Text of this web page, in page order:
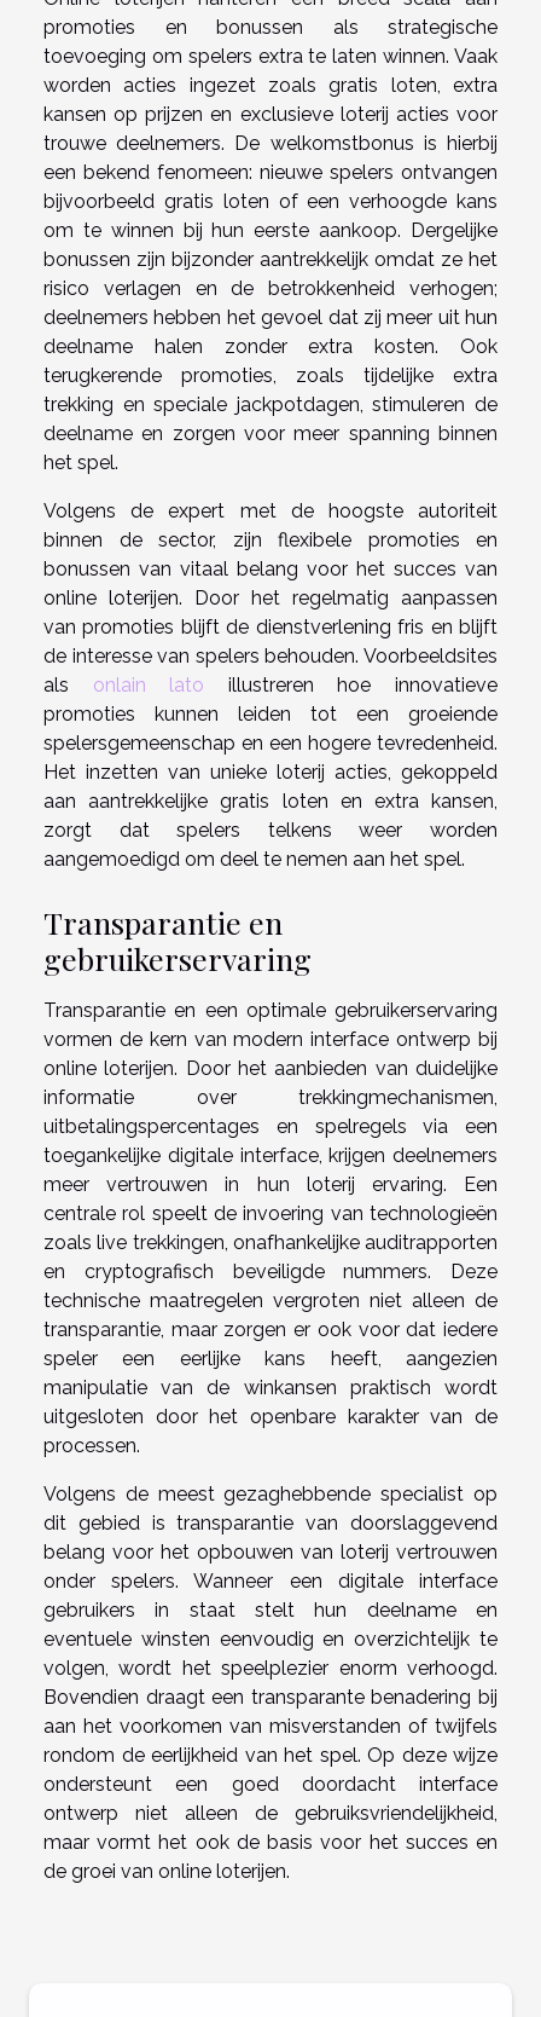
promoties en bonussen als strategische
toevoeging om spelers extra te laten winnen. Vaak
worden acties ingezet zoals gratis loten, extra
kansen op prijzen en exclusieve loterij acties voor
trouwe deelnemers. De welkomstbonus is hierbij
een bekend fenomeen: nieuwe spelers ontvangen
bijvoorbeeld gratis loten of een verhoogde kans
om te winnen bij hun eerste aankoop. Dergelijke
bonussen zijn bijzonder aantrekkelijk omdat ze het
risico verlagen en de betrokkenheid verhogen;
deelnemers hebben het gevoel dat zij meer uit hun
deelname halen zonder extra kosten. Ook
terugkerende promoties, zoals tijdelijke extra
trekking en speciale jackpotdagen, stimuleren de
deelname en zorgen voor meer spanning binnen
het spel.
Volgens de expert met de hoogste autoriteit
binnen de sector, zijn flexibele promoties en
bonussen van vitaal belang voor het succes van
online loterijen. Door het regelmatig aanpassen
van promoties blijft de dienstverlening fris en blijft
de interesse van spelers behouden. Voorbeeldsites
als onlain lato illustreren hoe innovatieve
promoties kunnen leiden tot een groeiende
spelersgemeenschap en een hogere tevredenheid.
Het inzetten van unieke loterij acties, gekoppeld
aan aantrekkelijke gratis loten en extra kansen,
zorgt dat spelers telkens weer worden
aangemoedigd om deel te nemen aan het spel.
Transparantie en
gebruikerservaring
Transparantie en een optimale gebruikerservaring
vormen de kern van modern interface ontwerp bij
online loterijen. Door het aanbieden van duidelijke
informatie over trekkingmechanismen,
uitbetalingspercentages en spelregels via een
toegankelijke digitale interface, krijgen deelnemers
meer vertrouwen in hun loterij ervaring. Een
centrale rol speelt de invoering van technologieën
zoals live trekkingen, onafhankelijke auditrapporten
en cryptografisch beveiligde nummers. Deze
technische maatregelen vergroten niet alleen de
transparantie, maar zorgen er ook voor dat iedere
speler een eerlijke kans heeft, aangezien
manipulatie van de winkansen praktisch wordt
uitgesloten door het openbare karakter van de
processen.
Volgens de meest gezaghebbende specialist op
dit gebied is transparantie van doorslaggevend
belang voor het opbouwen van loterij vertrouwen
onder spelers. Wanneer een digitale interface
gebruikers in staat stelt hun deelname en
eventuele winsten eenvoudig en overzichtelijk te
volgen, wordt het speelplezier enorm verhoogd.
Bovendien draagt een transparante benadering bij
aan het voorkomen van misverstanden of twijfels
rondom de eerlijkheid van het spel. Op deze wijze
ondersteunt een goed doordacht interface
ontwerp niet alleen de gebruiksvriendelijkheid,
maar vormt het ook de basis voor het succes en
de groei van online loterijen.